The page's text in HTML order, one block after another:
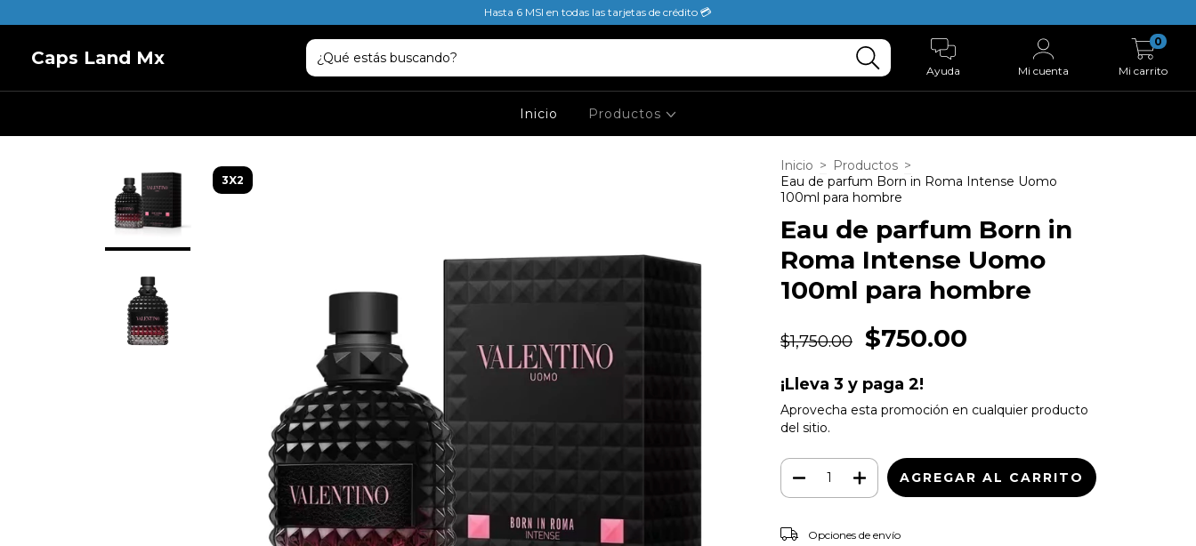
Hasta 6 MSI en todas las tarjetas de crédito 💳
Caps Land Mx
Ayuda Mi cuenta Mi carrito
0
Inicio Productos
3X2
Inicio > Productos >
Eau de parfum Born in Roma Intense Uomo
100ml para hombre
Eau de parfum Born in
Roma Intense Uomo
100ml para hombre
$1,750.00 $750.00
¡Lleva 3 y paga 2!
Aprovecha esta promoción en cualquier producto
del sitio.
Entregas para el CP:
Opciones de envío